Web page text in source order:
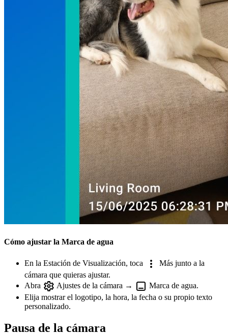
Cómo ajustar la Marca de agua
En la Estación de Visualización, toca
Más junto a la
cámara que quieras ajustar.
Abra
Ajustes de la cámara →
Marca de agua.
Elija mostrar el logotipo, la hora, la fecha o su propio texto
personalizado.
Pausa de la cámara